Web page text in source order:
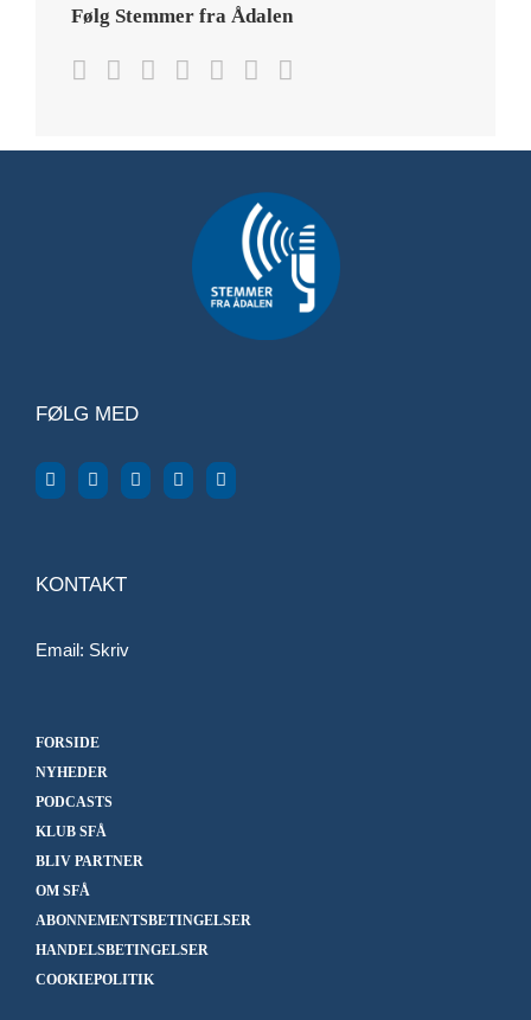
Følg Stemmer fra Ådalen
FØLG MED
KONTAKT
Email: Skriv
FORSIDE
NYHEDER
PODCASTS
KLUB SFÅ
BLIV PARTNER
OM SFÅ
ABONNEMENTSBETINGELSER
HANDELSBETINGELSER
COOKIEPOLITIK